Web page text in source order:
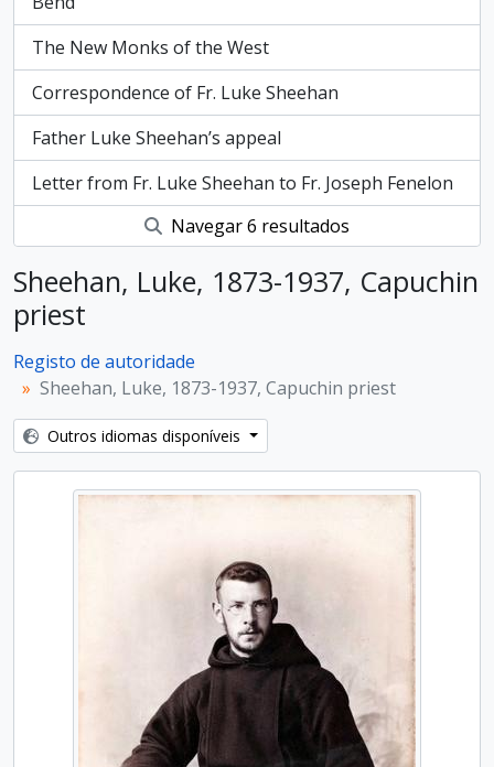
The New Monks of the West
Correspondence of Fr. Luke Sheehan
Father Luke Sheehan’s appeal
Letter from Fr. Luke Sheehan to Fr. Joseph Fenelon
Navegar 6 resultados
Sheehan, Luke, 1873-1937, Capuchin
priest
Registo de autoridade
Sheehan, Luke, 1873-1937, Capuchin priest
Outros idiomas disponíveis